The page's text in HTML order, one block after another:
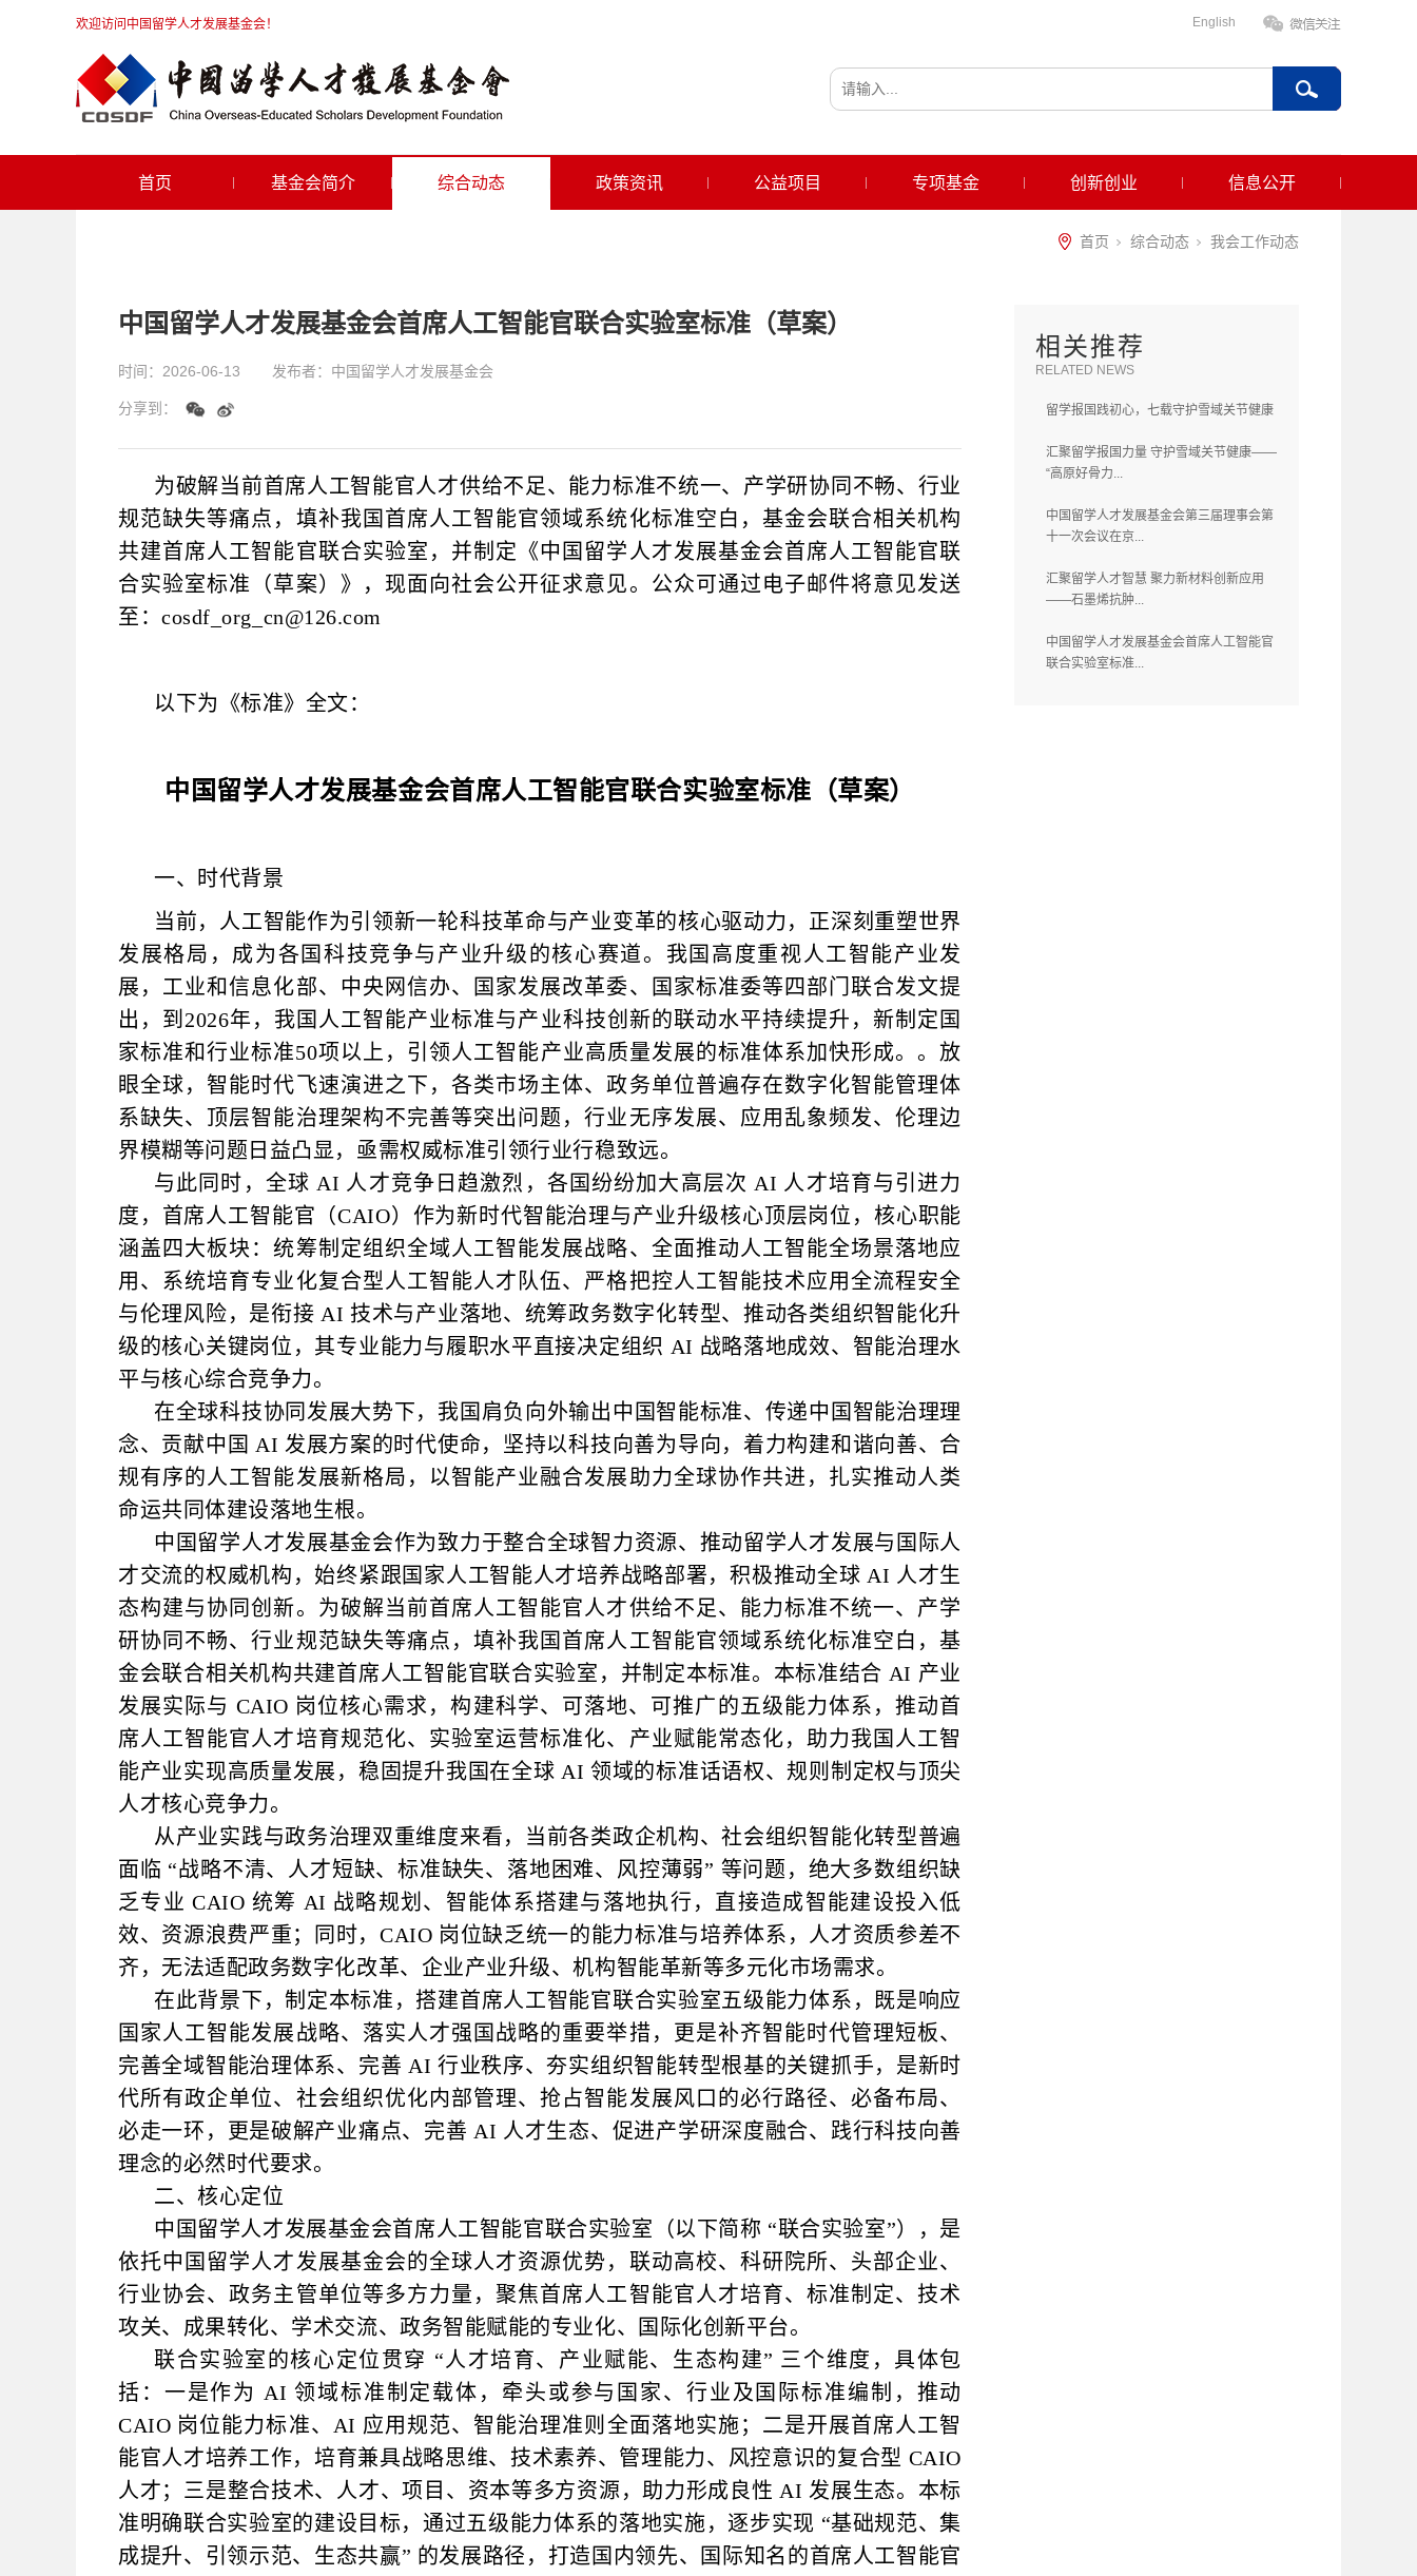
欢迎访问中国留学人才发展基金会！ English
首页 基金会简介 综合动态 政策资讯 公益项目 专项基金 创新创业 信息公开
首页 综合动态 我会工作动态
中国留学人才发展基金会首席人工智能官联合实验室标准（草案）
时间： 2026-06-13 发布者： 中国留学人才发展基金会
分享到：
为破解当前首席人工智能官人才供给不足、能力标准不统一、产学研协同不畅、行业
规范缺失等痛点，填补我国首席人工智能官领域系统化标准空白，基金会联合相关机构
共建首席人工智能官联合实验室，并制定《中国留学人才发展基金会首席人工智能官联
合实验室标准（草案）》，现面向社会公开征求意见。公众可通过电子邮件将意见发送
至：cosdf_org_cn@126.com
以下为《标准》全文：
中国留学人才发展基金会首席人工智能官联合实验室标准（草案）
一、时代背景
当前，人工智能作为引领新一轮科技革命与产业变革的核心驱动力，正深刻重塑世界
发展格局，成为各国科技竞争与产业升级的核心赛道。我国高度重视人工智能产业发
展，工业和信息化部、中央网信办、国家发展改革委、国家标准委等四部门联合发文提
出，到2026年，我国人工智能产业标准与产业科技创新的联动水平持续提升，新制定国
家标准和行业标准50项以上，引领人工智能产业高质量发展的标准体系加快形成。。放
眼全球，智能时代飞速演进之下，各类市场主体、政务单位普遍存在数字化智能管理体
系缺失、顶层智能治理架构不完善等突出问题，行业无序发展、应用乱象频发、伦理边
界模糊等问题日益凸显，亟需权威标准引领行业行稳致远。
与此同时，全球 AI 人才竞争日趋激烈，各国纷纷加大高层次 AI 人才培育与引进力
度，首席人工智能官（CAIO）作为新时代智能治理与产业升级核心顶层岗位，核心职能
涵盖四大板块：统筹制定组织全域人工智能发展战略、全面推动人工智能全场景落地应
用、系统培育专业化复合型人工智能人才队伍、严格把控人工智能技术应用全流程安全
与伦理风险，是衔接 AI 技术与产业落地、统筹政务数字化转型、推动各类组织智能化升
级的核心关键岗位，其专业能力与履职水平直接决定组织 AI 战略落地成效、智能治理水
平与核心综合竞争力。
在全球科技协同发展大势下，我国肩负向外输出中国智能标准、传递中国智能治理理
念、贡献中国 AI 发展方案的时代使命，坚持以科技向善为导向，着力构建和谐向善、合
规有序的人工智能发展新格局，以智能产业融合发展助力全球协作共进，扎实推动人类
命运共同体建设落地生根。
中国留学人才发展基金会作为致力于整合全球智力资源、推动留学人才发展与国际人
才交流的权威机构，始终紧跟国家人工智能人才培养战略部署，积极推动全球 AI 人才生
态构建与协同创新。为破解当前首席人工智能官人才供给不足、能力标准不统一、产学
研协同不畅、行业规范缺失等痛点，填补我国首席人工智能官领域系统化标准空白，基
金会联合相关机构共建首席人工智能官联合实验室，并制定本标准。本标准结合 AI 产业
发展实际与 CAIO 岗位核心需求，构建科学、可落地、可推广的五级能力体系，推动首
席人工智能官人才培育规范化、实验室运营标准化、产业赋能常态化，助力我国人工智
能产业实现高质量发展，稳固提升我国在全球 AI 领域的标准话语权、规则制定权与顶尖
人才核心竞争力。
从产业实践与政务治理双重维度来看，当前各类政企机构、社会组织智能化转型普遍
面临 “战略不清、人才短缺、标准缺失、落地困难、风控薄弱” 等问题，绝大多数组织缺
乏专业 CAIO 统筹 AI 战略规划、智能体系搭建与落地执行，直接造成智能建设投入低
效、资源浪费严重；同时，CAIO 岗位缺乏统一的能力标准与培养体系，人才资质参差不
齐，无法适配政务数字化改革、企业产业升级、机构智能革新等多元化市场需求。
在此背景下，制定本标准，搭建首席人工智能官联合实验室五级能力体系，既是响应
国家人工智能发展战略、落实人才强国战略的重要举措，更是补齐智能时代管理短板、
完善全域智能治理体系、完善 AI 行业秩序、夯实组织智能转型根基的关键抓手，是新时
代所有政企单位、社会组织优化内部管理、抢占智能发展风口的必行路径、必备布局、
必走一环，更是破解产业痛点、完善 AI 人才生态、促进产学研深度融合、践行科技向善
理念的必然时代要求。
二、核心定位
中国留学人才发展基金会首席人工智能官联合实验室（以下简称 “联合实验室”），是
依托中国留学人才发展基金会的全球人才资源优势，联动高校、科研院所、头部企业、
行业协会、政务主管单位等多方力量，聚焦首席人工智能官人才培育、标准制定、技术
攻关、成果转化、学术交流、政务智能赋能的专业化、国际化创新平台。
联合实验室的核心定位贯穿 “人才培育、产业赋能、生态构建” 三个维度，具体包
括：一是作为 AI 领域标准制定载体，牵头或参与国家、行业及国际标准编制，推动
CAIO 岗位能力标准、AI 应用规范、智能治理准则全面落地实施；二是开展首席人工智
能官人才培养工作，培育兼具战略思维、技术素养、管理能力、风控意识的复合型 CAIO
人才；三是整合技术、人才、项目、资本等多方资源，助力形成良性 AI 发展生态。本标
准明确联合实验室的建设目标，通过五级能力体系的落地实施，逐步实现 “基础规范、集
成提升、引领示范、生态共赢” 的发展路径，打造国内领先、国际知名的首席人工智能官
相关推荐
RELATED NEWS
留学报国践初心，七载守护雪域关节健康
汇聚留学报国力量 守护雪域关节健康——
“高原好骨力...
中国留学人才发展基金会第三届理事会第
十一次会议在京...
汇聚留学人才智慧 聚力新材料创新应用
——石墨烯抗肿...
中国留学人才发展基金会首席人工智能官
联合实验室标准...